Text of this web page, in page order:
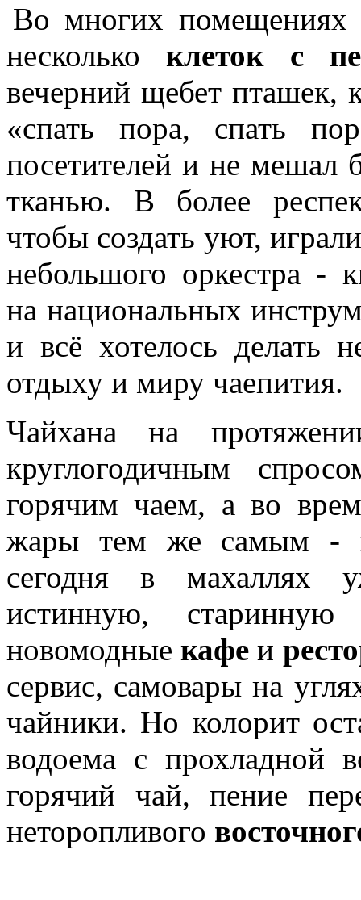
Во многих помещениях
несколькоклеток с
вечерний щебет пташек,
«спать пора, спать
посетителей и не мешал
тканью. В более
чтобы создать уют,
небольшого оркестра -
на национальных
и всё хотелось делать
отдыху и миру чаепития.
Чайхана на
круглогодичным
горячим чаем, а во
жары тем же самым -
сегодня в махаллях
истинную,
новомодныекафе и
сервис, самовары на
чайники. Но колорит
водоема с прохладной
горячий чай, пение
неторопливого